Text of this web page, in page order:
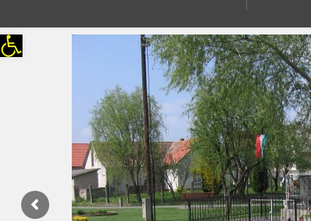
Eszköztár megnyitása